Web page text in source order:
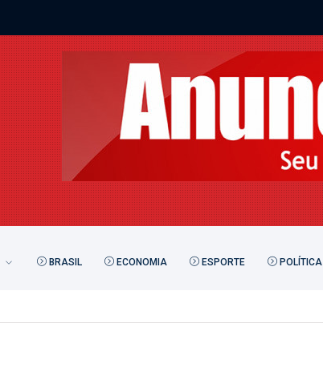
BRASIL ECONOMIA ESPORTE POLÍTICA